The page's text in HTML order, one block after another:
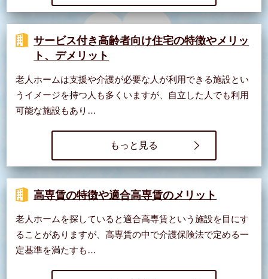
サービス付き高齢者向け住宅の特徴やメリッ
ト、デメリット
老人ホームは支援や介護が必要な人が利用できる施設とい
うイメージを持つ人も多くいますが、自立した人でも利用
可能な施設もあり…
もっと見る
高専賃の特徴や適合高専賃のメリット
老人ホームを探していると適合高専賃という施設を目にす
ることがありますが、高専賃の中で介護保険法で定める一
定基準を満たすも…